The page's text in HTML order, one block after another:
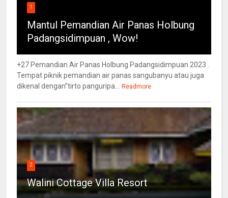
1
Mantul Pemandian Air Panas Holbung
Padangsidimpuan , Wow!
+27 Pemandian Air Panas Holbung Padangsidimpuan 2023 .
Tempat piknik pemandian air panas sangubanyu atau juga
dikenal dengan”tirto panguripa...
Readmore
2
Walini Cottage Villa Resort